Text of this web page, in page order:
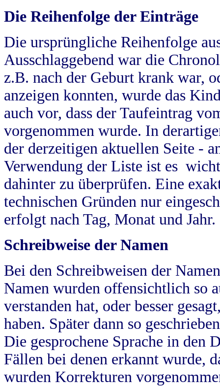
Die Reihenfolge der Einträge
Die ursprüngliche Reihenfolge
Ausschlaggebend war die
z.B. nach der Geburt krank war,
anzeigen konnten, wurde das
auch vor, dass der Taufeintrag
vorgenommen wurde. In
der derzeitigen aktuellen Seite -
Verwendung der Liste ist es
dahinter zu überprüfen. Eine
technischen Gründen nur
erfolgt nach Tag, Monat und Jahr.
Schreibweise der Namen
Bei den Schreibweisen der
Namen wurden offensichtlich so
verstanden hat, oder besser
haben. Später dann so
Die gesprochene Sprache in
Fällen bei denen erkannt wurde,
wurden Korrekturen